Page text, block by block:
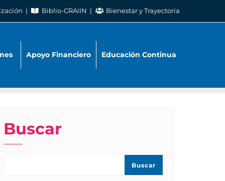
Biblio-CRAIIN Bienestar y Trayectoria
Apoyo Financiero Educación Continua
Buscar
Buscar